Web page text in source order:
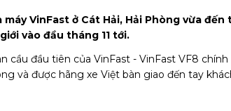
VinFast ở Cát Hải, Hải Phòng vừa đến
vào đầu tháng 11 tới.
cầu đầu tiên của VinFast - VinFast VF8
và được hãng xe Việt bàn giao đến tay